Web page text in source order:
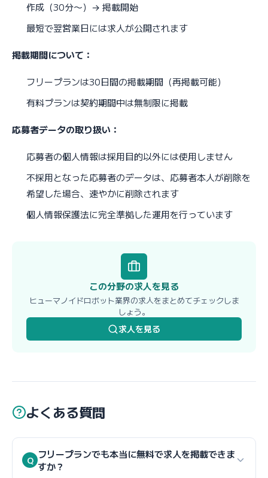
作成（30分〜）→ 掲載開始
最短で翌営業日には求人が公開されます
掲載期間について：
フリープランは30日間の掲載期間（再掲載可能）
有料プランは契約期間中は無制限に掲載
応募者データの取り扱い：
応募者の個人情報は採用目的以外には使用しません
不採用となった応募者のデータは、応募者本人が削除を
希望した場合、速やかに削除されます
個人情報保護法に完全準拠した運用を行っています
この分野の求人を見る
ヒューマノイドロボット業界の求人をまとめてチェックしま
しょう。
求人を見る
よくある質問
Q フリープランでも本当に無料で求人を掲載できま
すか？